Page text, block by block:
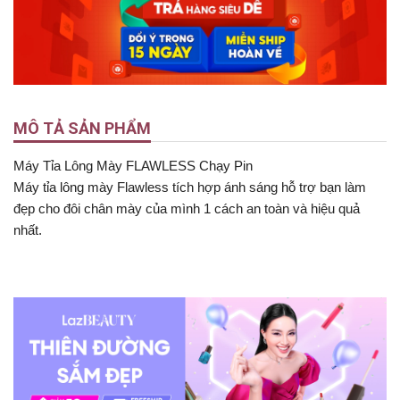
MÔ TẢ SẢN PHẨM
Máy Tỉa Lông Mày FLAWLESS Chạy Pin
Máy tỉa lông mày Flawless tích hợp ánh sáng hỗ trợ bạn làm
đẹp cho đôi chân mày của mình 1 cách an toàn và hiệu quả
nhất.